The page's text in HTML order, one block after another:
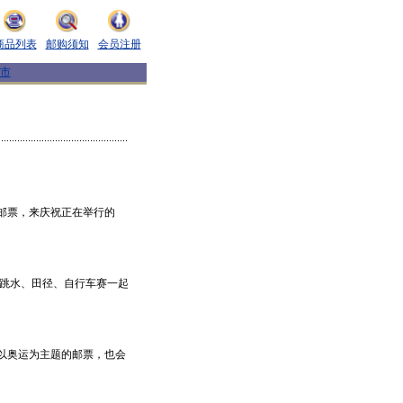
品列表 邮购须知 会员注册
票，来庆祝正在举行的
水、田径、自行车赛一起
奥运为主题的邮票，也会